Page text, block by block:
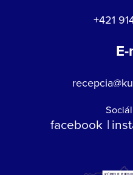
+421
facebook